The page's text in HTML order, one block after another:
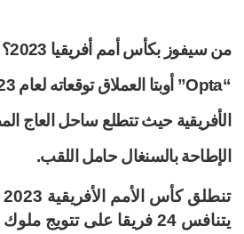
من
الأفريقية حيث تتطلع ساحل العاج
الإطاحة بالسنغال حامل اللقب.
يتنافس 24 فريقا على تتويج ملوك القارة.